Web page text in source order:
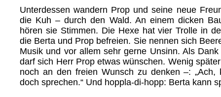
Unterdessen wandern Prop und seine neue
die Kuh – durch den Wald. An einem dicken
hören sie Stimmen. Die Hexe hat vier Trolle in
die Berta und Prop befreien. Sie nennen sich
Musik und vor allem sehr gerne Unsinn. Als
darf sich Herr Prop etwas wünschen. Wenig
noch an den freien Wunsch zu denken –: „Ach,
doch sprechen.“ Und hoppla-di-hopp: Berta kann